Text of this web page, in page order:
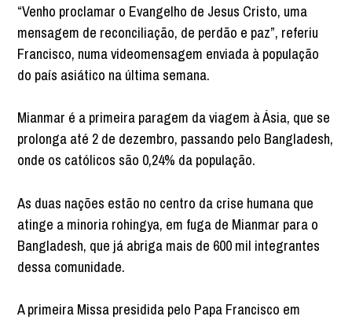
“Venho proclamar o Evangelho de Jesus Cristo, uma
mensagem de reconciliação, de perdão e paz”, referiu
Francisco, numa videomensagem enviada à população
do país asiático na última semana.
Mianmar é a primeira paragem da viagem à Ásia, que se
prolonga até 2 de dezembro, passando pelo Bangladesh,
onde os católicos são 0,24% da população.
As duas nações estão no centro da crise humana que
atinge a minoria rohingya, em fuga de Mianmar para o
Bangladesh, que já abriga mais de 600 mil integrantes
dessa comunidade.
A primeira Missa presidida pelo Papa Francisco em